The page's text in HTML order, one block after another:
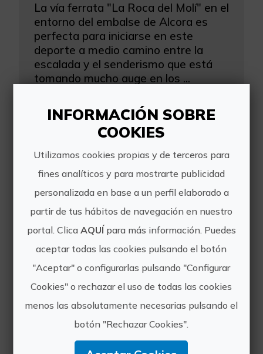
La vía ferrata "La Roca del Molí" en el
entorno del embalse de Alcora es
perfecta para iniciarse en este
deporte a medio camino entre la
escalada y el senderismo que está
tomando mucho auge en los ...
Espeleokayak Coves de Sant Josep
La navegación en kayak es una
fantástica actividad que combina
exploración y contemplación del
además se realiza en las
profundidades de una cueva, se
INFORMACIÓN SOBRE
COOKIES
Utilizamos cookies propias y de terceros para
fines analíticos y para mostrarte publicidad
personalizada en base a un perfil elaborado a
partir de tus hábitos de navegación en nuestro
portal. Clica AQUÍ para más información. Puedes
aceptar todas las cookies pulsando el botón
"Aceptar" o configurarlas pulsando "Configurar
Cookies" o rechazar el uso de todas las cookies
menos las absolutamente necesarias pulsando el
botón "Rechazar Cookies".